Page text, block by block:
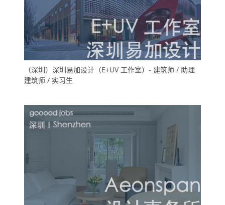
（深圳）深圳易加设计（E+UV 工作室）- 建筑师 / 助理
建筑师 / 实习生